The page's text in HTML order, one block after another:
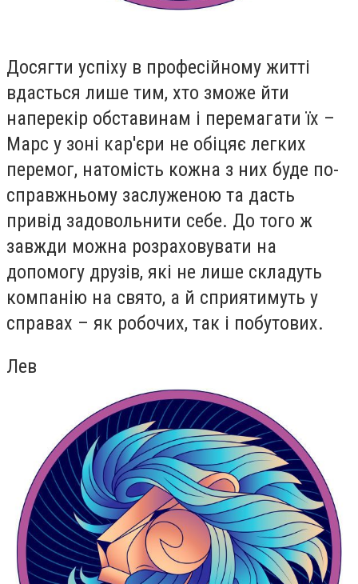
Досягти успіху в професійному житті
вдасться лише тим, хто зможе йти
наперекір обставинам і перемагати їх –
Марс у зоні кар'єри не обіцяє легких
перемог, натомість кожна з них буде по-
справжньому заслуженою та дасть
привід задовольнити себе. До того ж
завжди можна розраховувати на
допомогу друзів, які не лише складуть
компанію на свято, а й сприятимуть у
справах – як робочих, так і побутових.
Лев